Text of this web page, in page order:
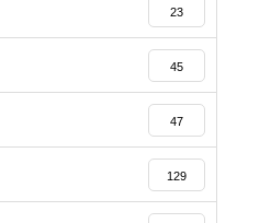
23
45
47
129